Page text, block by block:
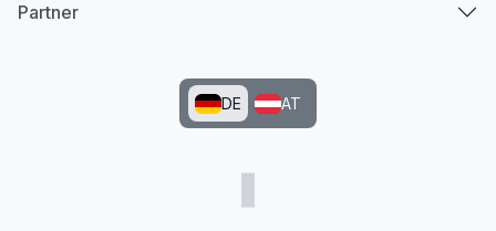
Partner
DE AT